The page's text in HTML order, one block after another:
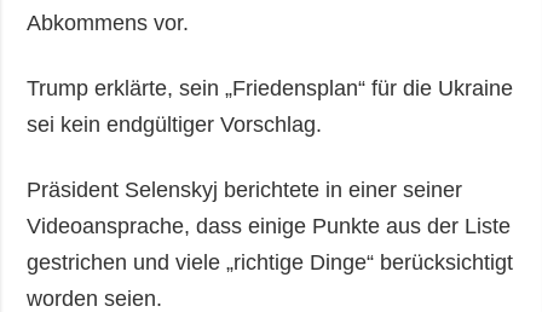
Abkommens vor.
Trump erklärte, sein „Friedensplan“ für die Ukraine
sei kein endgültiger Vorschlag.
Präsident Selenskyj berichtete in einer seiner
Videoansprache, dass einige Punkte aus der Liste
gestrichen und viele „richtige Dinge“ berücksichtigt
worden seien.